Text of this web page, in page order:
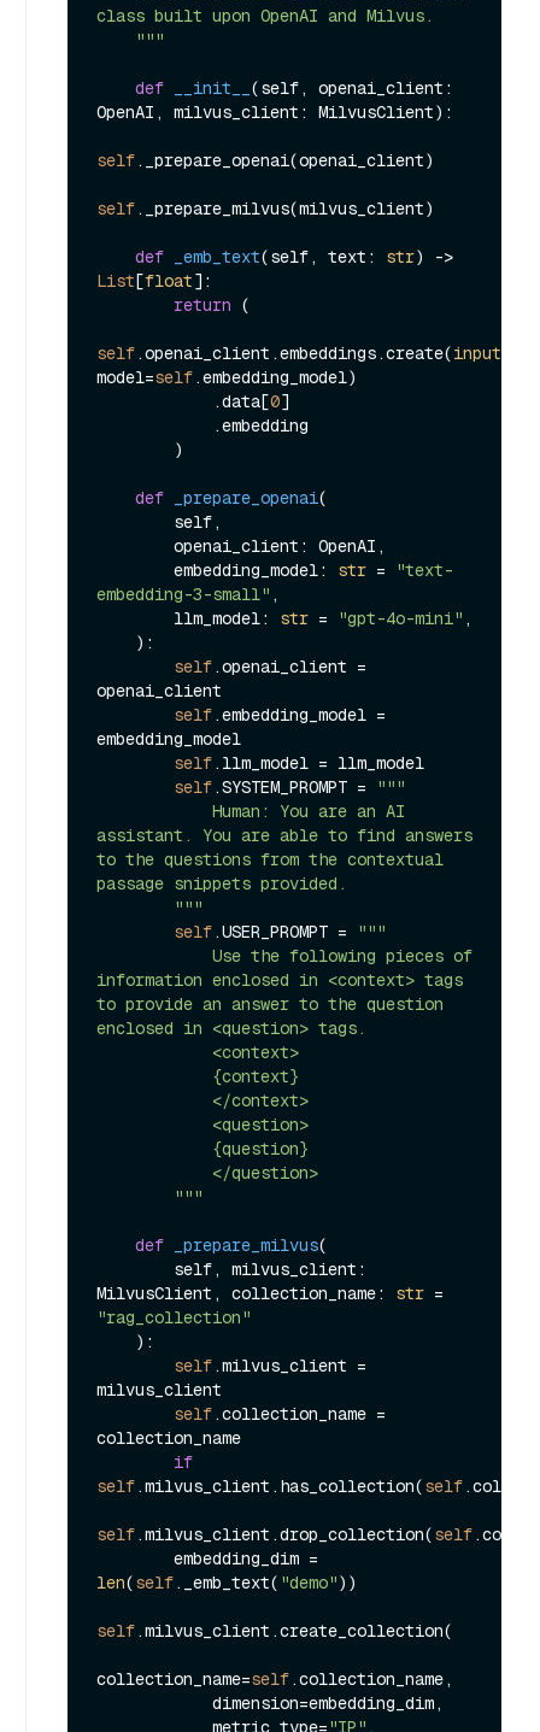
class built upon OpenAI and Milvus.
    """
def __init__ (self, openai_client:
OpenAI, milvus_client: MilvusClient):
self._prepare_openai(openai_client)
self._prepare_milvus(milvus_client)
def _emb_text(self, text: str
List[float]:
return (
self.openai_client.embeddings.create(input
model=self.embedding_model)
            .data[
0]
def _prepare_openai(
        embedding_model:
str =
"text-
embedding-3-small" ,
        llm_model:
str = "gpt-4o-mini" ,
):
self.openai_client =
openai_client
self.embedding_model =
embedding_model
self.llm_model = llm_model
self.SYSTEM_PROMPT =
"""
assistant. You are able to find answers
to the questions from the contextual
passage snippets provided.
        """
self.USER_PROMPT =
"""
information enclosed in <context> tags
to provide an answer to the question
enclosed in <question> tags.
        """
def _prepare_milvus(
MilvusClient, collection_name: str
"rag_collection"
):
self.milvus_client =
milvus_client
self.collection_name =
collection_name
if
self.milvus_client.has_collection(self
self.milvus_client.drop_collection(self
len(self._emb_text( "demo"))
self.milvus_client.create_collection(
collection_name=self.collection_name,
            metric_type=
"IP" ,